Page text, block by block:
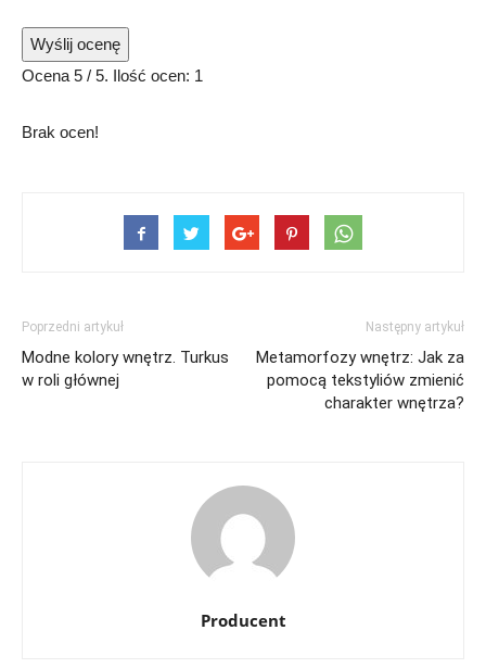
Wyślij ocenę
Ocena 5 / 5. Ilość ocen: 1
Brak ocen!
Poprzedni artykuł
Modne kolory wnętrz. Turkus
w roli głównej
Następny artykuł
Metamorfozy wnętrz: Jak za
pomocą tekstyliów zmienić
charakter wnętrza?
Producent